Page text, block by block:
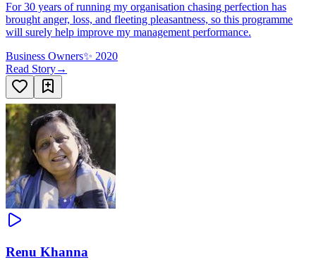
For 30 years of running my organisation chasing perfection has
brought anger, loss, and fleeting pleasantness, so this programme
will surely help improve my management performance.
Business Owners✨ 2020
Read Story→
Renu Khanna